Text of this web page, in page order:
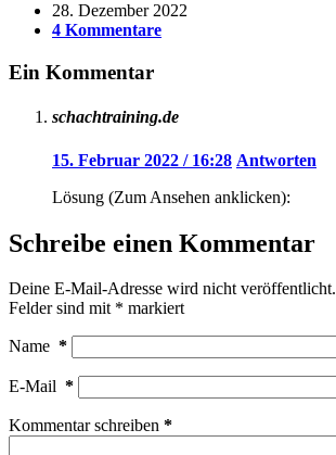
28. Dezember 2022
4 Kommentare
Ein Kommentar
schachtraining.de
15. Februar 2022 / 16:28 Antworten
Lösung (Zum Ansehen anklicken):
Schreibe einen Kommentar
Deine E-Mail-Adresse wird nicht veröffentlicht.
Felder sind mit * markiert
Name *
E-Mail *
Kommentar schreiben *